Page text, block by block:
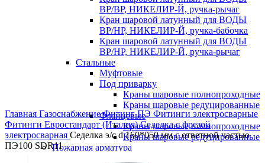
ВР/ВР, НИКЕЛИР-Й, ручка-рычаг
Кран шаровой латунный для ВОДЫ
ВР/НР, НИКЕЛИР-Й, ручка-бабочка
Кран шаровой латунный для ВОДЫ
ВР/НР, НИКЕЛИР-Й, ручка-рычаг
Стальные
Муфтовые
Под приварку
Краны шаровые полнопроходные
Краны шаровые редуцированные
Фланцевые
Краны шаровые полнопроходные
Краны шаровые редуцированные
Пожарная арматура
Нажмите, чтобы увеличить
Главная ГазоснабжениеФитинг ПЭ Фитинги электросварные
Фитинги Евростандарт (Италия)Седелка с фрезой
электросварная Седелка э/с d 160*050 мм с ответной частью
ПЭ100 SDR11